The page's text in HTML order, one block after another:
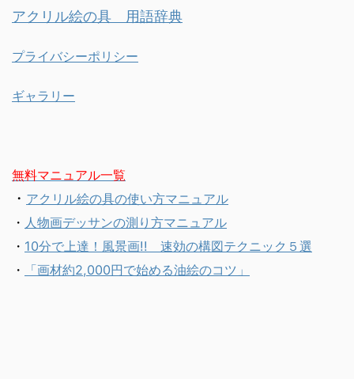
アクリル絵の具 用語辞典
プライバシーポリシー
ギャラリー
無料マニュアル一覧
・ アクリル絵の具の使い方マニュアル
・ 人物画デッサンの測り方マニュアル
・ 10分で上達！風景画!! 速効の構図テクニック５選
・
「画材約2,000円で始める油絵のコツ」